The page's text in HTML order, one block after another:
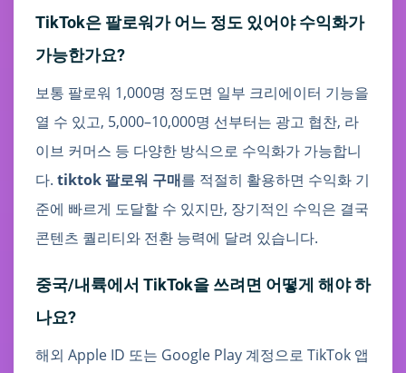
TikTok은 팔로워가 어느 정도 있어야 수익화가
가능한가요?
보통 팔로워 1,000명 정도면 일부 크리에이터 기능을
열 수 있고, 5,000–10,000명 선부터는 광고 협찬, 라
이브 커머스 등 다양한 방식으로 수익화가 가능합니
다. tiktok 팔로워 구매를 적절히 활용하면 수익화 기
준에 빠르게 도달할 수 있지만, 장기적인 수익은 결국
콘텐츠 퀄리티와 전환 능력에 달려 있습니다.
중국/내륙에서 TikTok을 쓰려면 어떻게 해야 하
나요?
해외 Apple ID 또는 Google Play 계정으로 TikTok 앱